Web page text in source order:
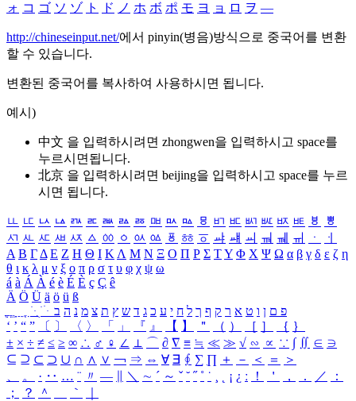
ォ コ ゴ ソ ゾ ト ド ノ ホ ボ ポ モ ヨ ョ ロ ヲ ―
http://chineseinput.net/에서 pinyin(병음)방식으로 중국어를 변환
할 수 있습니다.
변환된 중국어를 복사하여 사용하시면 됩니다.
예시)
中文 을 입력하시려면 zhongwen을 입력하시고 space를
누르시면됩니다.
北京 을 입력하시려면 beijing을 입력하시고 space를 누르
시면 됩니다.
ㅥ ㅦ ㅧ ㅨ ㅩ ㅪ ㅫ ㅬ ㅭ ㅮ ㅯ ㅰ ㅱ ㅲ ㅳ ㅴ ㅵ ㅶ ㅷ ㅸ
ㅹ
ㅺ ㅻ ㅼ ㅽ ㅾ ㅿ ㆀ ㆁ ㆂ ㆃ ㆄ ㆅ ㆆ ㆇ ㆈ ㆉ ㆊ ㆋ ㆌ ㆍ
ㆎ
Α Β ΓΔ Ε Ζ Η Θ Ι ΚΛ Μ Ν Ξ Ο Π Ρ Σ ΤΥ Φ Χ Ψ Ω α β γ δ ε ζ η
θ ι κ λ μ ν ξ ο π ρ σ τ υ φ χ ψ ω
á à Á À é è É È ç Ç ê
Ä Ö Ü ä ö ü ß
ִֶֹ ֻּ ׁׂ פ ם ן ו ט א ר ק ף ך ל ח י ע כ ג ד ש ץ ת צ מ נ ה ב
‘ ’ “ ” 〔 〕 〈 〉 「 」 『 』 【 】 ＂ （ ） ［ ］ ｛ ｝
± × ÷ ≠ ≤ ≥ ∞ ∴ ♂ ♀ ∠ ⊥ ⌒ ∂ ∇ ≡ ≒ ≪ ≫ √ ∽ ∝ ∵ ∫ ∬ ∈ ∋
⊆ ⊇ ⊂ ⊃ ∪ ∩ ∧ ∨ ￢ ⇒ ⇔ ∀ ∃ ∮ ∑ ∏ ＋ － ＜ ＝
＞
、
。 · ‥ … ¨ 〃 ― ＼ ∼ ´ ～ ˇ ˘ ˝ ˚ ˙ ¸ ¡ ¿ ː ！ ＇ ， ． ／
：
；
？ ＾ ｀